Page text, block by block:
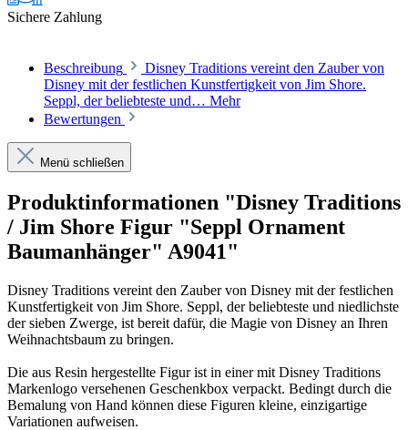
Sichere Zahlung
Beschreibung
Disney Traditions vereint den Zauber von
Disney mit der festlichen Kunstfertigkeit von Jim Shore.
Seppl, der beliebteste und… Mehr
Bewertungen
Menü schließen
Produktinformationen "Disney Traditions
/ Jim Shore Figur "Seppl Ornament
Baumanhänger" A9041"
Disney Traditions vereint den Zauber von Disney mit der festlichen
Kunstfertigkeit von Jim Shore. Seppl, der beliebteste und niedlichste
der sieben Zwerge, ist bereit dafür, die Magie von Disney an Ihren
Weihnachtsbaum zu bringen.
Die aus Resin hergestellte Figur ist in einer mit Disney Traditions
Markenlogo versehenen Geschenkbox verpackt. Bedingt durch die
Bemalung von Hand können diese Figuren kleine, einzigartige
Variationen aufweisen.